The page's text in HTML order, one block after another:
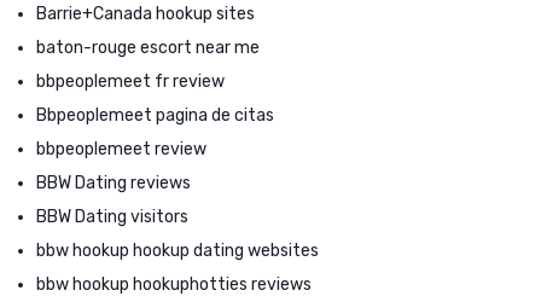
Barrie+Canada hookup sites
baton-rouge escort near me
bbpeoplemeet fr review
Bbpeoplemeet pagina de citas
bbpeoplemeet review
BBW Dating reviews
BBW Dating visitors
bbw hookup hookup dating websites
bbw hookup hookuphotties reviews